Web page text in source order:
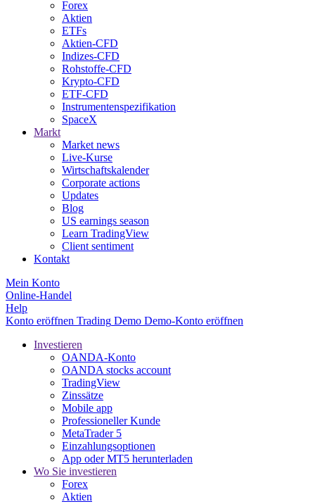
Forex
Aktien
ETFs
Aktien-CFD
Indizes-CFD
Rohstoffe-CFD
Krypto-CFD
ETF-CFD
Instrumentenspezifikation
SpaceX
Markt
Market news
Live-Kurse
Wirtschaftskalender
Corporate actions
Updates
Blog
US earnings season
Learn TradingView
Client sentiment
Kontakt
Mein Konto
Online-Handel
Help
Konto eröffnen Trading Demo Demo-Konto eröffnen
Investieren
OANDA-Konto
OANDA stocks account
TradingView
Zinssätze
Mobile app
Professioneller Kunde
MetaTrader 5
Einzahlungsoptionen
App oder MT5 herunterladen
Wo Sie investieren
Forex
Aktien